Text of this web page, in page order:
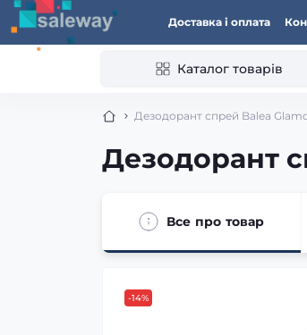
Доставка і оплата
Каталог товарів
Дезодорант спрей Balea
Дезодорант
Все про товар
-14%